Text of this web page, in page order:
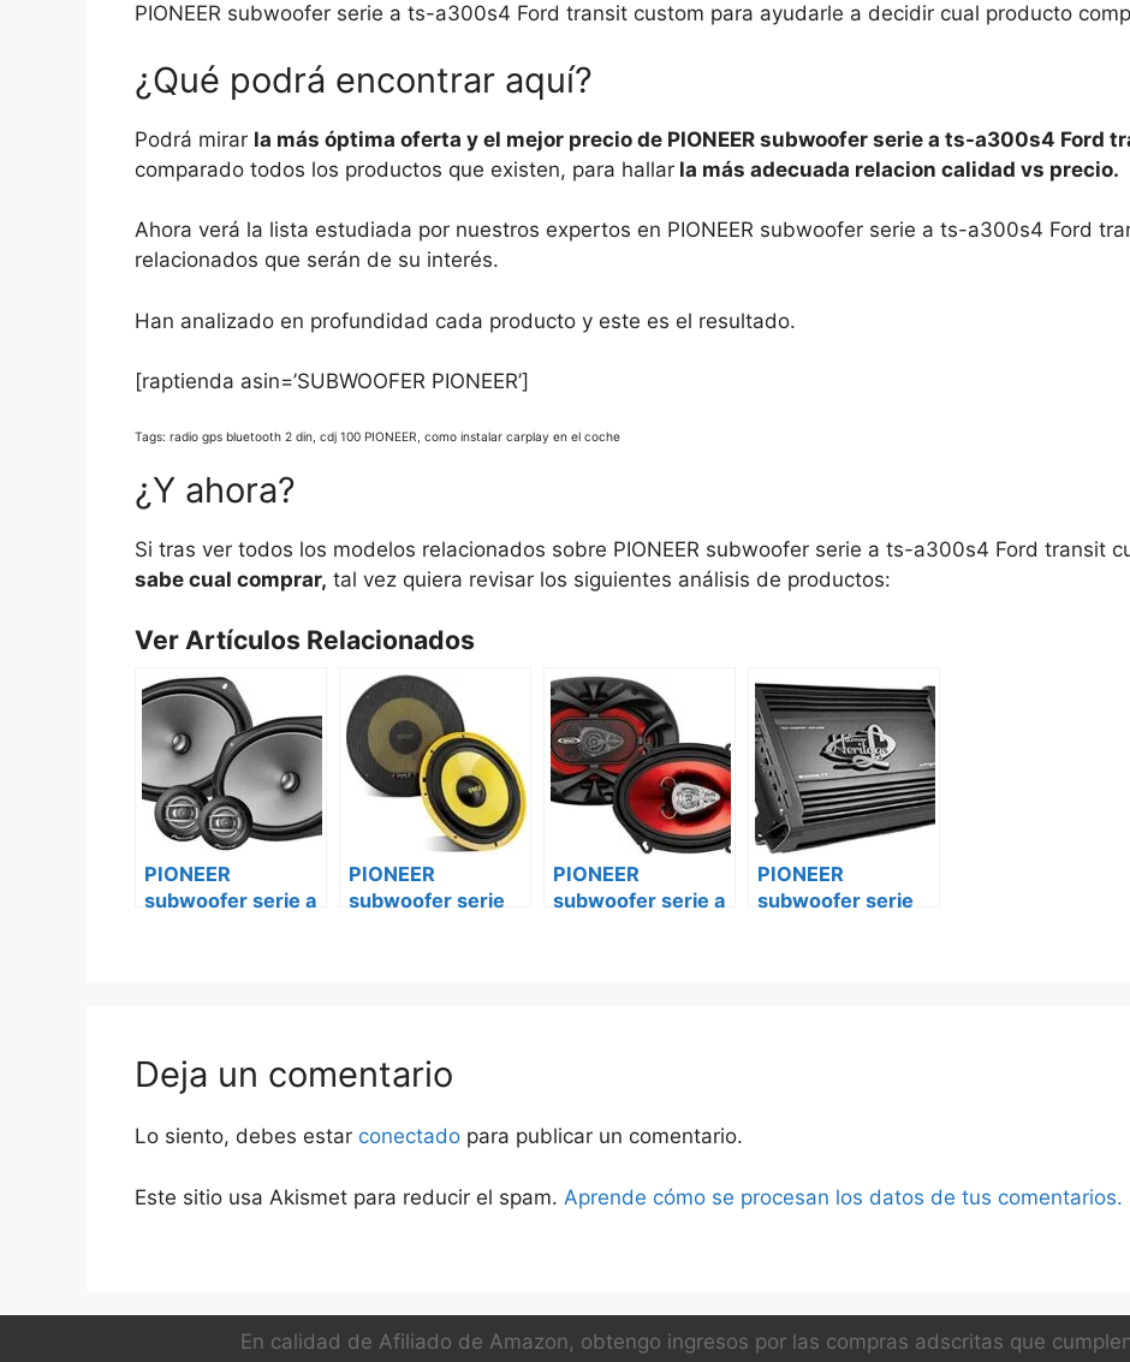
PIONEER subwoofer serie a ts-a300s4 Ford transit custom para ayudarle a decidir cual producto
¿Qué podrá encontrar aquí?
Podrá mirar la más óptima oferta y el mejor precio de PIONEER subwoofer serie a ts-a300s4 Ford
comparado todos los productos que existen, para hallar la más adecuada relacion calidad vs precio.
Ahora verá la lista estudiada por nuestros expertos en PIONEER subwoofer serie a ts-a300s4 Ford
relacionados que serán de su interés.
Han analizado en profundidad cada producto y este es el resultado.
[raptienda asin=’SUBWOOFER PIONEER’]
Tags: radio gps bluetooth 2 din, cdj 100 PIONEER, como instalar carplay en el coche
¿Y ahora?
Si tras ver todos los modelos relacionados sobre PIONEER subwoofer serie a ts-a300s4 Ford transit
sabe cual comprar, tal vez quiera revisar los siguientes análisis de productos:
Ver Artículos Relacionados
PIONEER
subwoofer serie a
PIONEER
subwoofer serie
PIONEER
subwoofer serie a
PIONEER
subwoofer serie
Deja un comentario
Lo siento, debes estar conectado para publicar un comentario.
Este sitio usa Akismet para reducir el spam. Aprende cómo se procesan los datos de tus comentarios.
En calidad de Afiliado de Amazon, obtengo ingresos por las compras adscritas que